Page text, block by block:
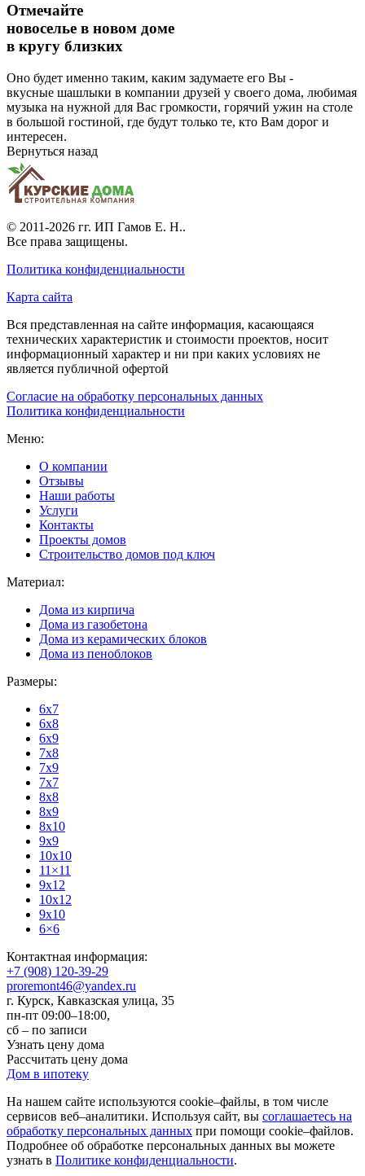
Отмечайте
новоселье в новом доме
в кругу близких
Оно будет именно таким, каким задумаете его Вы -
вкусные шашлыки в компании друзей у своего дома, любимая
музыка на нужной для Вас громкости, горячий ужин на столе
в большой гостиной, где будут только те, кто Вам дорог и
интересен.
Вернуться назад
© 2011-2026 гг. ИП Гамов Е. Н..
Все права защищены.
Политика конфиденциальности
Карта сайта
Вся представленная на сайте информация, касающаяся
технических характеристик и стоимости проектов, носит
информационный характер и ни при каких условиях не
является публичной офертой
Согласие на обработку персональных данных
Политика конфиденциальности
Меню:
О компании
Отзывы
Наши работы
Услуги
Контакты
Проекты домов
Строительство домов под ключ
Материал:
Дома из кирпича
Дома из газобетона
Дома из керамических блоков
Дома из пеноблоков
Размеры:
6x7
6x8
6x9
7x8
7x9
7x7
8x8
8x9
8x10
9x9
10x10
11×11
9x12
10x12
9x10
6×6
Контактная информация:
+7 (908) 120-39-29
proremont46@yandex.ru
г. Курск, Кавказская улица, 35
пн-пт 09:00–18:00,
сб – по записи
Узнать цену дома
Рассчитать цену дома
Дом в ипотеку
На нашем сайте используются cookie–файлы, в том числе
сервисов веб–аналитики. Используя сайт, вы соглашаетесь на
обработку персональных данных при помощи cookie–файлов.
Подробнее об обработке персональных данных вы можете
узнать в Политике конфиденциальности.